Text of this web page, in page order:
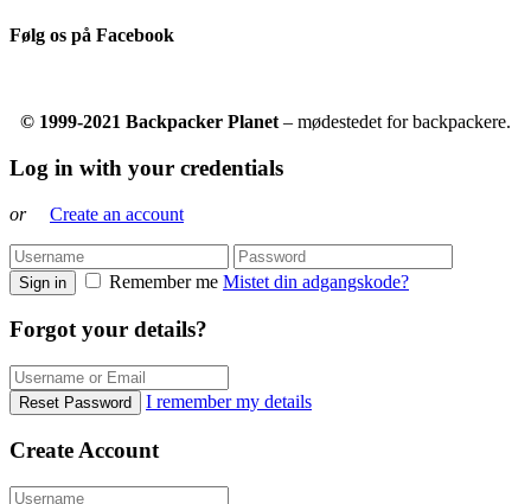
Følg os på Facebook
© 1999-2021 Backpacker Planet – mødestedet for backpackere.
Log in with your credentials
or Create an account
Sign in Remember me Mistet din adgangskode?
Forgot your details?
Reset Password I remember my details
Create Account